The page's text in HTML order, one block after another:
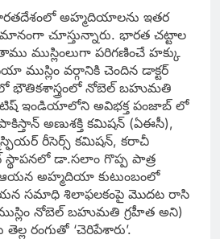
అహ్మదియాలను ఇతర
చూస్తున్నారు. భారత చట్టాల
ముస్లింలుగా పరిగణించే హక్కు
ముస్లిం వర్గానికి చెందిన డాక్టర్‌
భౌతికశాస్త్రంలో నోబెల్‌ బహుమతి
ఇండియాలోని అవిభక్త పంజాబ్‌ లో
అణుశక్తి కమిషన్‌ (ఏఈసీ),
రీసెర్స్‌ కమిషన్, కరాచీ
స్థాపనలో డా.సలాం గొప్ప పాత్ర
అహ్మదియా కుటుంబంలో
సమాధి శిలాఫలకంపై మొదట రాసి
నోబెల్‌ బహుమతి గ్రహీత అని)
తెల్ల రంగుతో ‘చెరిపేశారు’.